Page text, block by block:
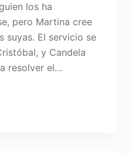
los ha
pero Martina cree
suyas. El servicio se
y Candela
resolver el…